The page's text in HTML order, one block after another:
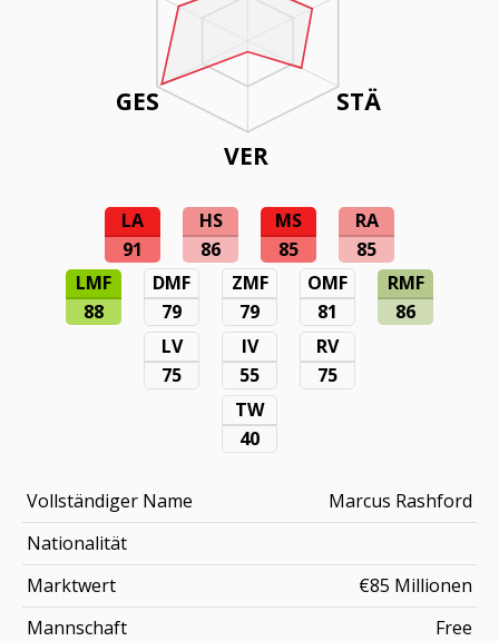
STÄ
VER
GES
LA
91
HS
86
MS
85
RA
85
LMF
88
DMF
79
ZMF
79
OMF
81
RMF
86
LV
75
IV
55
RV
75
TW
40
Vollständiger Name
Marcus Rashford
Nationalität
Marktwert
€85 Millionen
Mannschaft
Free